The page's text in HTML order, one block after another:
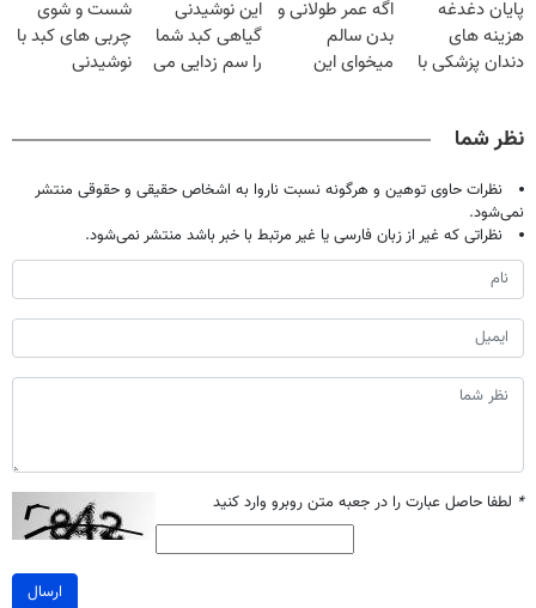
میلیون تومان!!!
پایان دغدغه
هزینه های
دندان پزشکی با
اگه عمر طولانی و
بدن سالم
میخوای این
این نوشیدنی
گیاهی کبد شما
را سم زدایی می
شست و شوی
چربی های کبد با
نوشیدنی
نظر شما
نظرات حاوی توهین و هرگونه نسبت ناروا به اشخاص حقیقی و حقوقی منتشر
نمی‌شود.
نظراتی که غیر از زبان فارسی یا غیر مرتبط با خبر باشد منتشر نمی‌شود.
* لطفا حاصل عبارت را در جعبه متن روبرو وارد کنید
ارسال